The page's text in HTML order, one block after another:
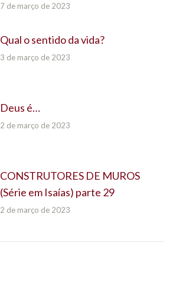
7 de março de 2023
Qual o sentido da vida?
3 de março de 2023
Deus é…
2 de março de 2023
CONSTRUTORES DE MUROS
(Série em Isaías) parte 29
2 de março de 2023